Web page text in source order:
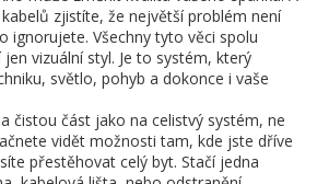
zjistíte, že největší problém není
Všechny tyto věci spolu
vizuální styl. Je to systém, který
světlo, pohyb a dokonce i vaše
čistou část jako na celistvý systém, ne
vidět možnosti tam, kde jste dříve
přestěhovat celý byt. Stačí jedna